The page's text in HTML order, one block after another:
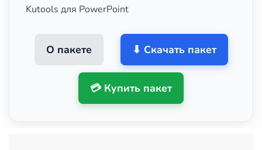
Kutools для PowerPoint
О пакете ⬇ Скачать пакет
💳 Купить пакет